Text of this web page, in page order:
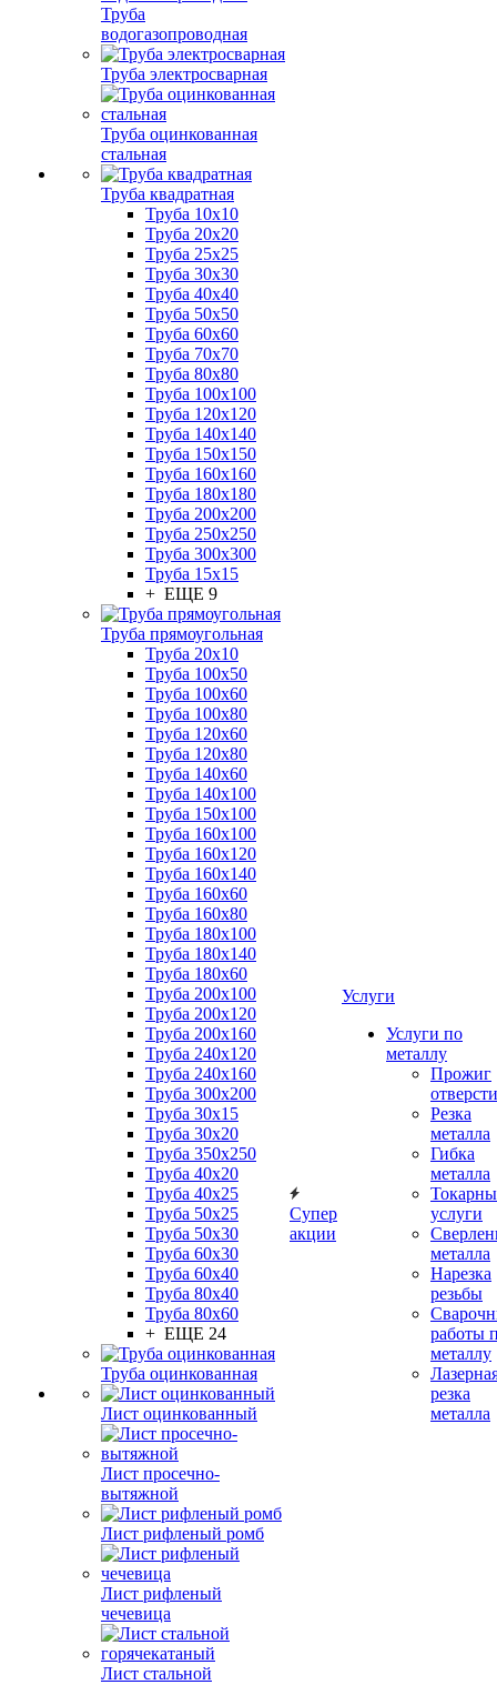
Труба
водогазопроводная
Труба электросварная
Труба оцинкованная
стальная
Труба квадратная
Труба 10x10
Труба 20x20
Труба 25x25
Труба 30x30
Труба 40x40
Труба 50x50
Труба 60x60
Труба 70x70
Труба 80x80
Труба 100x100
Труба 120x120
Труба 140x140
Труба 150x150
Труба 160x160
Труба 180x180
Труба 200x200
Труба 250x250
Труба 300x300
Труба 15x15
+ ЕЩЕ 9
Труба прямоугольная
Труба 20x10
Труба 100x50
Труба 100x60
Труба 100x80
Труба 120x60
Труба 120x80
Труба 140x60
Труба 140x100
Труба 150x100
Труба 160x100
Труба 160x120
Труба 160x140
Труба 160x60
Труба 160x80
Труба 180x100
Труба 180x140
Труба 180x60
Труба 200x100
Труба 200x120
Труба 200x160
Труба 240x120
Труба 240x160
Труба 300x200
Труба 30x15
Труба 30x20
Труба 350x250
Труба 40x20
Труба 40x25
Труба 50x25
Труба 50x30
Труба 60x30
Труба 60x40
Труба 80x40
Труба 80x60
+ ЕЩЕ 24
Труба оцинкованная
Лист оцинкованный
Лист просечно-
вытяжной
Лист рифленый ромб
Лист рифленый
чечевица
Лист стальной
Супер
акции
Услуги
Услуги по
металлу
Прожиг
Резка
металла
Гибка
металла
услуги
металла
Нарезка
резьбы
работы
металлу
резка
металла